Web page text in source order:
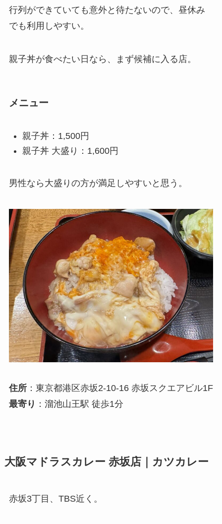
行列ができていても意外と待たないので、昼休み
でも利用しやすい。
親子丼が食べたい日なら、まず候補に入る店。
メニュー
親子丼：1,500円
親子丼 大盛り：1,600円
男性なら大盛りの方が満足しやすいと思う。
住所：東京都港区赤坂2-10-16 赤坂スクエアビル1F
最寄り ：溜池山王駅 徒歩1分
大阪マドラスカレー 赤坂店｜カツカレー
赤坂3丁目、TBS近く。